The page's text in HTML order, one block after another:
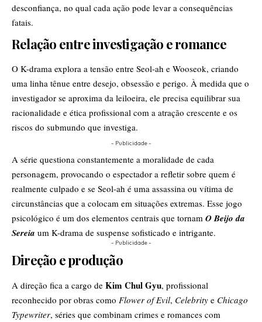
desconfiança, no qual cada ação pode levar a consequências
fatais.
Relação entre investigação e romance
O K-drama explora a tensão entre Seol-ah e Wooseok, criando
uma linha tênue entre desejo, obsessão e perigo. À medida que o
investigador se aproxima da leiloeira, ele precisa equilibrar sua
racionalidade e ética profissional com a atração crescente e os
riscos do submundo que investiga.
- Publicidade -
A série questiona constantemente a moralidade de cada
personagem, provocando o espectador a refletir sobre quem é
realmente culpado e se Seol-ah é uma assassina ou vítima de
circunstâncias que a colocam em situações extremas. Esse jogo
psicológico é um dos elementos centrais que tornam O Beijo da
Sereia um K-drama de suspense sofisticado e intrigante.
- Publicidade -
Direção e produção
A direção fica a cargo de Kim Chul Gyu, profissional
reconhecido por obras como Flower of Evil, Celebrity e Chicago
Typewriter, séries que combinam crimes e romances com